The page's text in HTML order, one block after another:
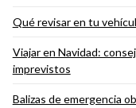
Qué revisar en tu
Viajar en Navidad:
imprevistos
Balizas de emergencia